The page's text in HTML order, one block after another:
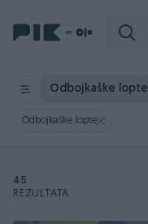
Odbojkaške lopte
Odbojkaške lopte
45
REZULTATA